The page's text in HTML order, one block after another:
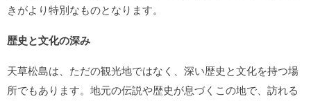
きがより特別なものとなります。
歴史と文化の深み
天草松島は、ただの観光地ではなく、深い歴史と文化を持つ場
所でもあります。地元の伝説や歴史が息づくこの地で、訪れる